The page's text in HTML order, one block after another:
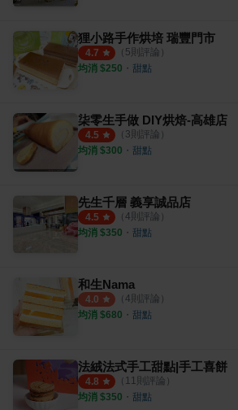
狸小路手作烘培 瑞豐門市
4.7 （ 5則評論）
均消 $250 ・ 甜點
柒零生手做 DIY烘焙-高雄店
4.5 （ 3則評論）
均消 $300 ・ 甜點
先生千層 義享誠品店
4.5 （ 4則評論）
均消 $350 ・ 甜點
和生Nama
4.0 （ 4則評論）
均消 $680 ・ 甜點
法絨法式手工甜點|手工喜餅
4.8 （ 11 則評論）
均消 $350 ・ 甜點